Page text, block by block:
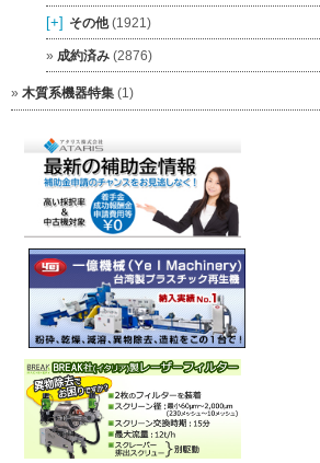
[+] その他(1921)
成約済み (2876)
木質系機器特集 (1)